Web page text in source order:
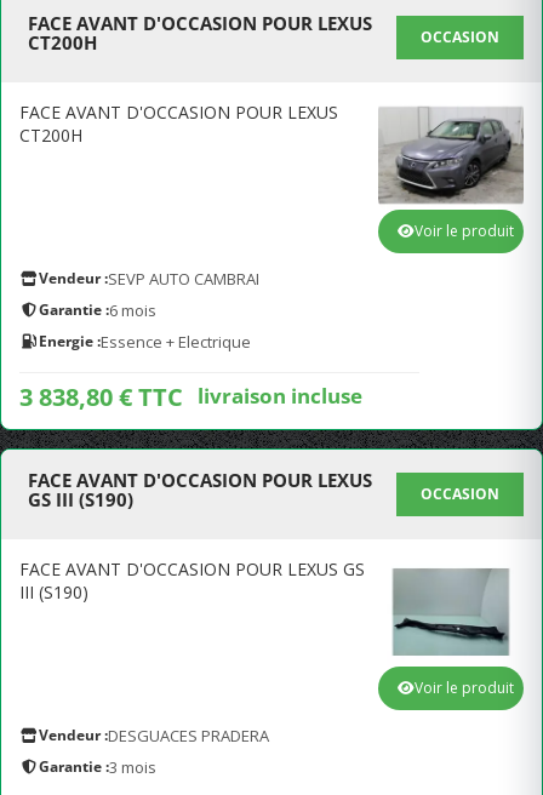
FACE AVANT D'OCCASION POUR LEXUS
CT200H
OCCASION
FACE AVANT D'OCCASION POUR LEXUS
CT200H
Vendeur :SEVP AUTO CAMBRAI
Garantie :6 mois
Energie :Essence + Electrique
3 838,80 € TTC livraison incluse
Voir le produit
FACE AVANT D'OCCASION POUR LEXUS
GS III (S190)
OCCASION
FACE AVANT D'OCCASION POUR LEXUS GS
III (S190)
Vendeur :DESGUACES PRADERA
Garantie :3 mois
Voir le produit